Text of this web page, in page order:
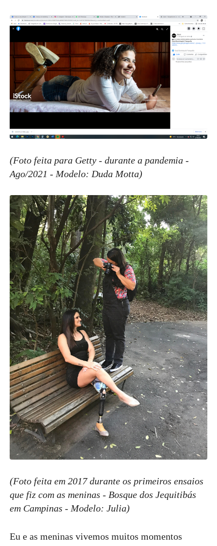
(Foto feita para Getty - durante a pandemia -
Ago/2021 - Modelo: Duda Motta)
(Foto feita em 2017 durante os primeiros ensaios
que fiz com as meninas - Bosque dos Jequitibás
em Campinas - Modelo: Julia)
Eu e as meninas vivemos muitos momentos